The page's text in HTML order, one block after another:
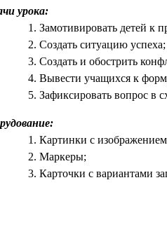
урока:
Замотивировать детей к
Создать ситуацию успеха;
Создать и обострить
Вывести учащихся к
Зафиксировать вопрос в
Картинки с изображением
Маркеры;
Карточки с вариантами